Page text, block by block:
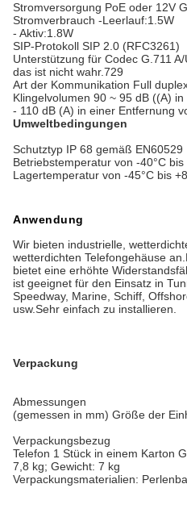
Stromversorgung PoE oder 12V
Stromverbrauch -Leerlauf:1.5W
- Aktiv:1.8W
SIP-Protokoll SIP 2.0 (RFC3261)
Unterstützung für Codec G.711
das ist nicht wahr.729
Art der Kommunikation Full
Klingelvolumen 90 ~ 95 dB ((A)
- 110 dB (A) in einer Entfernung
Umweltbedingungen
Schutztyp IP 68 gemäß EN60529
Betriebstemperatur von -40°C bis
Lagertemperatur von -45°C bis
Anwendung
Wir bieten industrielle,
wetterdichten Telefongehäuse
bietet eine erhöhte
ist geeignet für den Einsatz in
Speedway, Marine, Schiff,
usw.Sehr einfach zu installieren.
Verpackung
Abmessungen
(gemessen in mm) Größe der
Verpackungsbezug
Telefon 1 Stück in einem Karton
7,8 kg; Gewicht: 7 kg
Verpackungsmaterialien: